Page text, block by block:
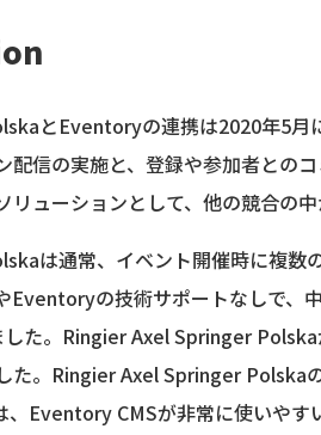
とEventoryの連携は2020年5
配信の実施と、登録や参加者との
ューションとして、他の競合の中
は通常、イベント開催時に複数
Eventoryの技術サポートなしで、
た。Ringier Axel Springer
た。Ringier Axel Springer
Eventory CMSが非常に使いや